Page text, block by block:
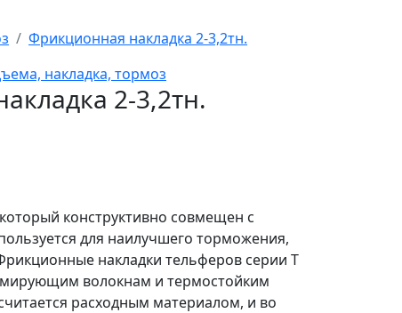
Фрикционная накладка 2-3,2тн.
накладка, тормоз
2-3,2тн.
конструктивно совмещен с
для наилучшего торможения,
накладки тельферов серии Т
волокнам и термостойким
расходным материалом, и во